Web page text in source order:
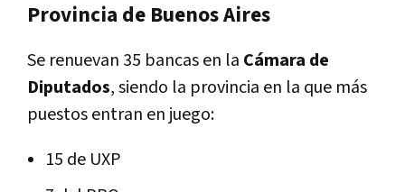
Provincia de Buenos Aires
Se renuevan 35 bancas en la Cámara de
Diputados, siendo la provincia en la que más
puestos entran en juego:
15 de UXP